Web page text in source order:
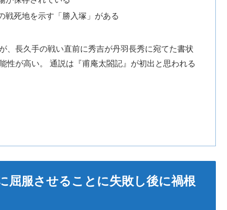
戦死地を示す「勝入塚」がある
、長久手の戦い直前に秀吉が丹羽長秀に宛てた書状
性が高い。 通説は『甫庵太閤記』が初出と思われる
屈服させることに失敗し後に禍根